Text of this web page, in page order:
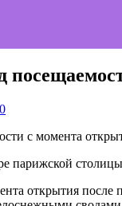
парижской
открытия после